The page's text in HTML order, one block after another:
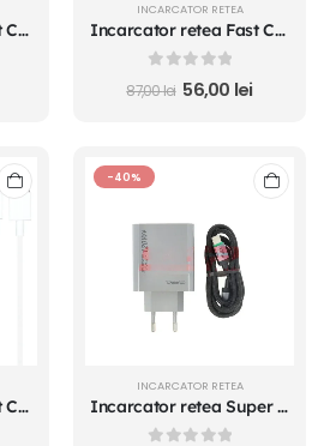
Incarcator retea Fast Charge Type-C - Lightning 20W cablu inclus
INCARCATOR RETEA
Incarcator retea Fast Charge Type-C - Type-C 45W TRANYOO
out of 5
87,00lei 56,00 lei
Incarcator retea Fast Charge USB - Type-C 22.5W
-40%
INCARCATOR RETEA
Incarcator retea Super Fast Charge Type-C - Type-C 120W TRANYOO